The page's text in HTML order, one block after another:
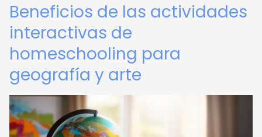
Beneficios de las actividades
interactivas de
homeschooling para
geografía y arte